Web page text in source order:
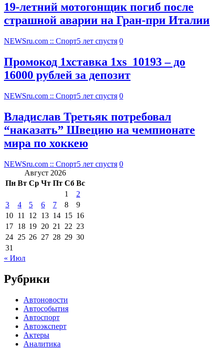
19-летний мотогонщик погиб после
страшной аварии на Гран-при Италии
NEWSru.com :: Спорт5 лет спустя 0
Промокод 1хставка 1xs_10193 – до
16000 рублей за депозит
NEWSru.com :: Спорт5 лет спустя 0
Владислав Третьяк потребовал
“наказать” Швецию на чемпионате
мира по хоккею
NEWSru.com :: Спорт5 лет спустя 0
Август 2026
Пн Вт Ср Чт Пт Сб Вс
1
2
3
4 5 6 7 8
9
10 11 12 13 14 15 16
17 18 19 20 21 22 23
24 25 26 27 28 29 30
31
« Июл
Рубрики
Автоновости
Автособытия
Автоспорт
Автоэксперт
Актеры
Аналитика